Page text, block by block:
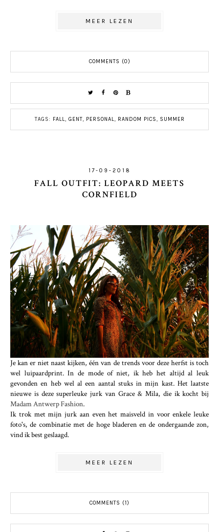
MEER LEZEN
COMMENTS (0)
TAGS: FALL, GENT, PERSONAL, RANDOM PICS, SUMMER
17-09-2018
FALL OUTFIT: LEOPARD MEETS
CORNFIELD
Je kan er niet naast kijken, één van de trends voor deze herfst is toch
wel luipaardprint. In de mode of niet, ik heb het altijd al leuk
gevonden en heb wel al een aantal stuks in mijn kast. Het laatste
nieuwe is deze superleuke jurk van Grace & Mila, die ik kocht bij
Madam Antwerp Fashion.
Ik trok met mijn jurk aan even het maisveld in voor enkele leuke
foto's, de combinatie met de hoge bladeren en de ondergaande zon,
vind ik best geslaagd.
MEER LEZEN
COMMENTS (1)